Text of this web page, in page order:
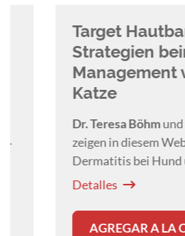
Target
Strategien beim
Management von
Dr. Teresa BöhmundDr.
zeigen in diesem Webinar
Dermatitis bei Hund und
Hautbarriere stabilisiert und
AGREGAR A LA CESTA